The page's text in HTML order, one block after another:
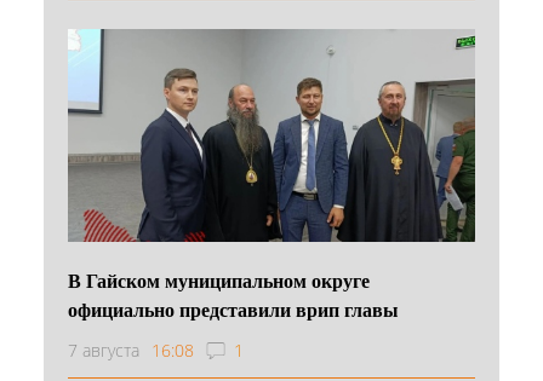
В Гайском муниципальном округе
официально представили врип главы
7 августа 16:08 1